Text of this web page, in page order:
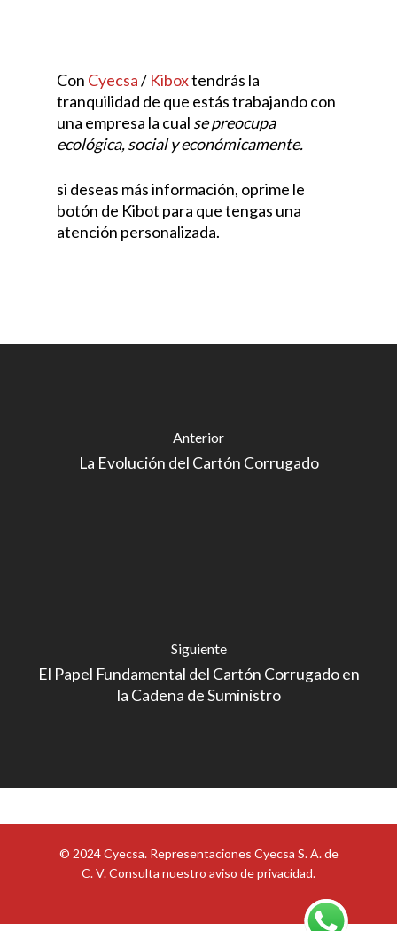
Con Cyecsa/ Kiboxtendrás la
tranquilidad de que estás trabajando con
una empresa la cual se preocupa
ecológica, social y económicamente.
si deseas más información, oprime le
botón de Kibot para que tengas una
atención personalizada.
Anterior
La Evolución del Cartón Corrugado
Siguiente
El Papel Fundamental del Cartón Corrugado en
la Cadena de Suministro
© 2024 Cyecsa. Representaciones Cyecsa S. A. de
C. V. Consulta nuestro aviso de privacidad.